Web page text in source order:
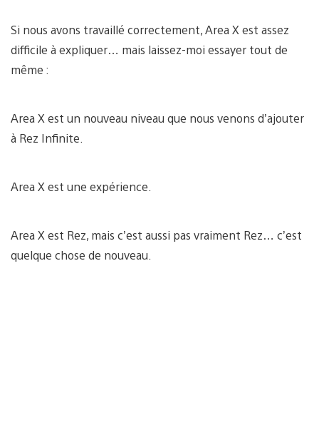
Si nous avons travaillé correctement, Area X est assez
difficile à expliquer… mais laissez-moi essayer tout de
même :
Area X est un nouveau niveau que nous venons d’ajouter
à Rez Infinite.
Area X est une expérience.
Area X est Rez, mais c’est aussi pas vraiment Rez… c’est
quelque chose de nouveau.